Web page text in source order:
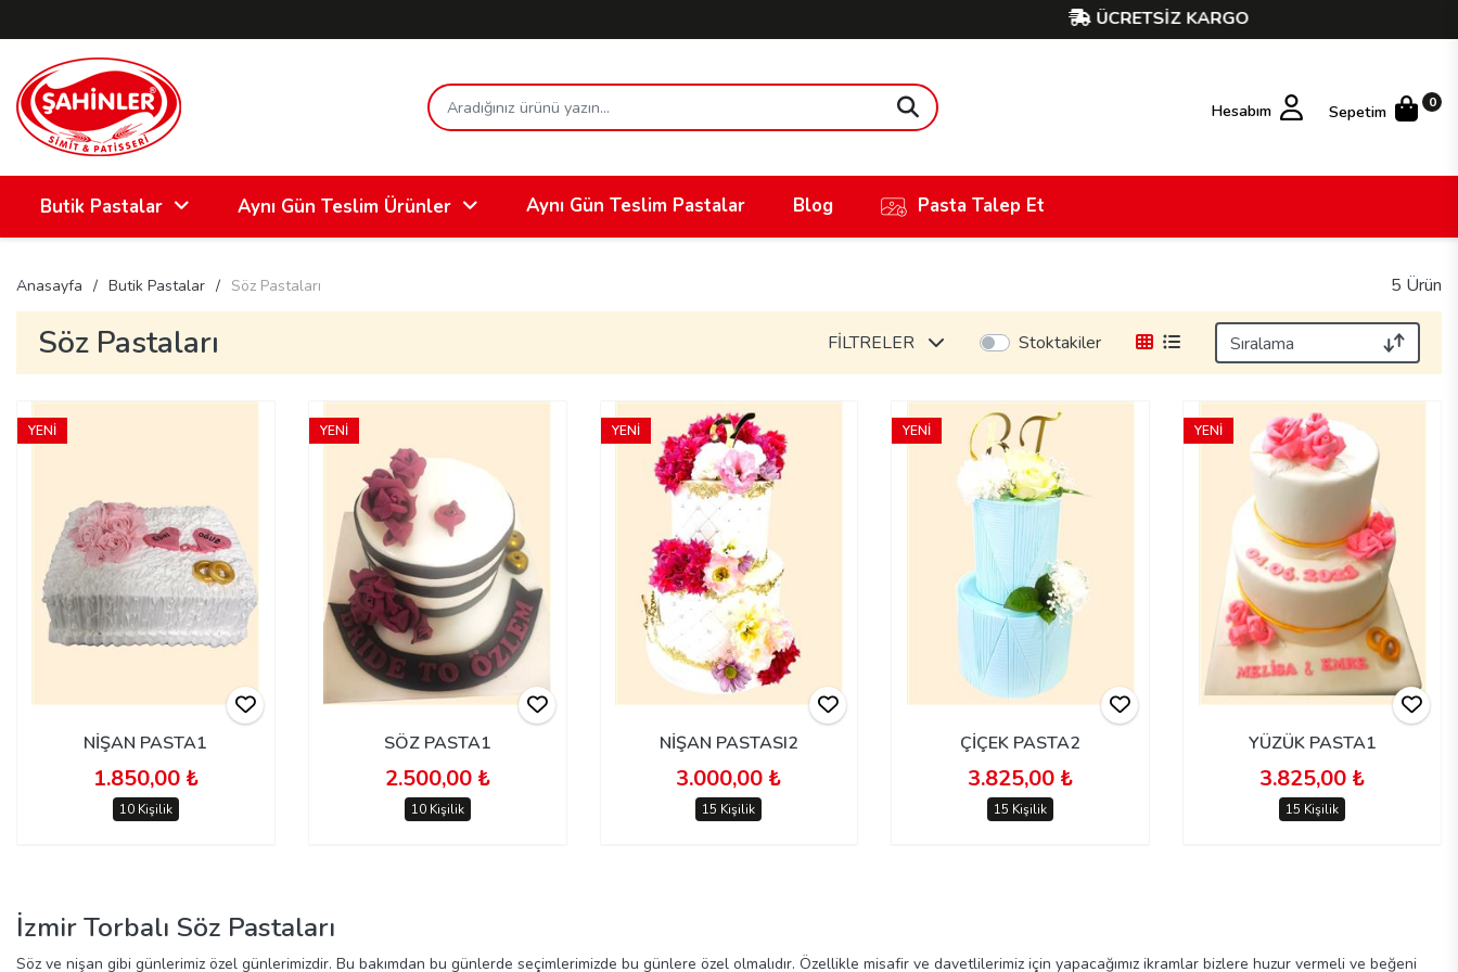
ÜCRETSİZ KARGO
Hesabım Sepetim 0
Butik Pastalar Aynı Gün Teslim Ürünler Aynı Gün Teslim Pastalar Blog Pasta Talep Et
Anasayfa Butik Pastalar Söz Pastaları 5 Ürün
Söz Pastaları FİLTRELER Stoktakiler
NİŞAN PASTA1
1.850,00 ₺
10 Kişilik
YENİ
SÖZ PASTA1
2.500,00 ₺
10 Kişilik
YENİ
NİŞAN PASTASI2
3.000,00 ₺
15 Kişilik
YENİ
ÇİÇEK PASTA2
3.825,00 ₺
15 Kişilik
YENİ
YÜZÜK PASTA1
3.825,00 ₺
15 Kişilik
YENİ
İzmir Torbalı Söz Pastaları
Söz ve nişan gibi günlerimiz özel günlerimizdir. Bu bakımdan bu günlerde seçimlerimizde bu günlere özel olmalıdır. Özellikle misafir ve davetlilerimiz için yapacağımız ikramlar bizlere huzur vermeli ve beğeni